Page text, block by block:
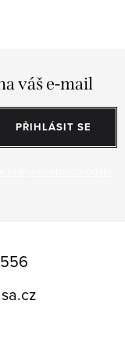
váš e-mail
PŘIHLÁSIT SE